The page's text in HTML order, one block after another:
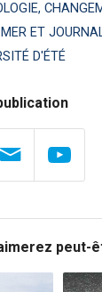
,
MER ET
D'ÉTÉ
peut-